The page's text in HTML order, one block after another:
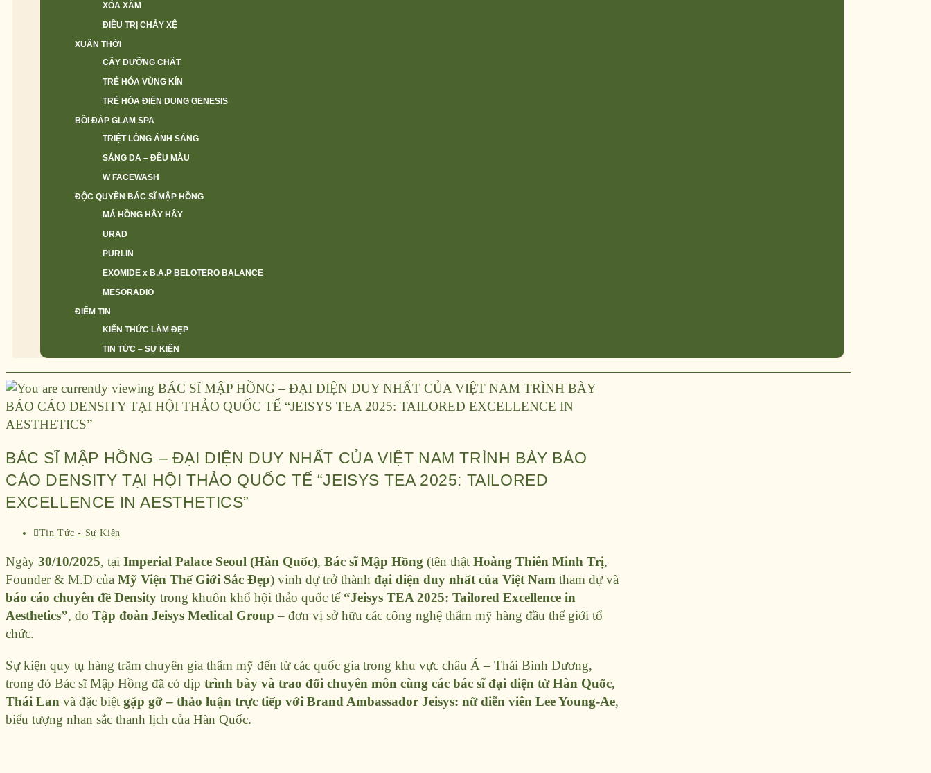
XÓA XĂM
ĐIỀU TRỊ CHẢY XỆ
XUÂN THỜI
CẤY DƯỠNG CHẤT
TRẺ HÓA VÙNG KÍN
TRẺ HÓA ĐIỆN DUNG GENESIS
BỒI ĐẮP GLAM SPA
TRIỆT LÔNG ÁNH SÁNG
SÁNG DA – ĐỀU MÀU
W FACEWASH
ĐỘC QUYỀN BÁC SĨ MẬP HỒNG
MÁ HỒNG HÂY HÂY
URAD
PURLIN
EXOMIDE x B.A.P BELOTERO BALANCE
MESORADIO
ĐIỂM TIN
KIẾN THỨC LÀM ĐẸP
TIN TỨC – SỰ KIỆN
BÁC SĨ MẬP HỒNG – ĐẠI DIỆN DUY NHẤT CỦA VIỆT NAM TRÌNH BÀY BÁO
CÁO DENSITY TẠI HỘI THẢO QUỐC TẾ “JEISYS TEA 2025: TAILORED
EXCELLENCE IN AESTHETICS”
Tin Tức - Sự Kiện
Ngày 30/10/2025, tại Imperial Palace Seoul (Hàn Quốc), Bác sĩ Mập Hồng (tên thật Hoàng Thiên Minh Trị,
Founder & M.D của Mỹ Viện Thế Giới Sắc Đẹp) vinh dự trở thành đại diện duy nhất của Việt Nam tham dự và
báo cáo chuyên đề Density trong khuôn khổ hội thảo quốc tế “Jeisys TEA 2025: Tailored Excellence in
Aesthetics”, do Tập đoàn Jeisys Medical Group – đơn vị sở hữu các công nghệ thẩm mỹ hàng đầu thế giới tổ
chức.
Sự kiện quy tụ hàng trăm chuyên gia thẩm mỹ đến từ các quốc gia trong khu vực châu Á – Thái Bình Dương,
trong đó Bác sĩ Mập Hồng đã có dịp trình bày và trao đổi chuyên môn cùng các bác sĩ đại diện từ Hàn Quốc,
Thái Lan và đặc biệt gặp gỡ – thảo luận trực tiếp với Brand Ambassador Jeisys: nữ diễn viên Lee Young-Ae,
biểu tượng nhan sắc thanh lịch của Hàn Quốc.